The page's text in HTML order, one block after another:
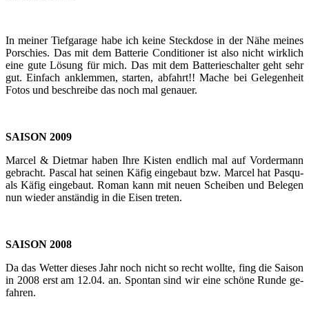
In mei­ner Tief­ga­ra­ge habe ich keine Steck­do­se in der Nähe mei­nes
Por­schies. Das mit dem Bat­te­rie Con­di­tio­ner ist also nicht wirk­lich
eine gute Lö­sung für mich. Das mit dem Bat­te­rie­schal­ter geht sehr
gut. Ein­fach an­klem­men, star­ten, ab­fahrt!! Mache bei Ge­le­gen­heit
Fotos und be­schrei­be das noch mal ge­nau­er.
SAI­SON 2009
Mar­cel & Diet­mar haben Ihre Kis­ten end­lich mal auf Vor­der­mann
ge­bracht. Pas­cal hat sei­nen Käfig ein­ge­baut bzw. Mar­cel hat Pas­qu­
als Käfig ein­ge­baut. Roman kann mit neuen Schei­ben und Be­le­gen
nun wie­der an­stän­dig in die Eisen tre­ten.
SAI­SON 2008
Da das Wet­ter die­ses Jahr noch nicht so recht woll­te, fing die Sai­son
in 2008 erst am 12.04. an. Spon­tan sind wir eine schö­ne Runde ge­
fah­ren.